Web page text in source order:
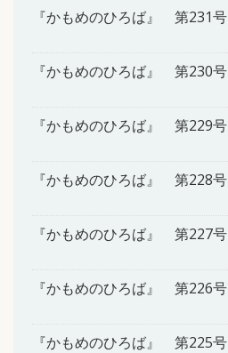
『かもめのひろば』 第231号
『かもめのひろば』 第230号
『かもめのひろば』 第229号
『かもめのひろば』 第228号
『かもめのひろば』 第227号
『かもめのひろば』 第226号
『かもめのひろば』 第225号